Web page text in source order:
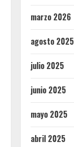
marzo 2026
agosto 2025
julio 2025
junio 2025
mayo 2025
abril 2025